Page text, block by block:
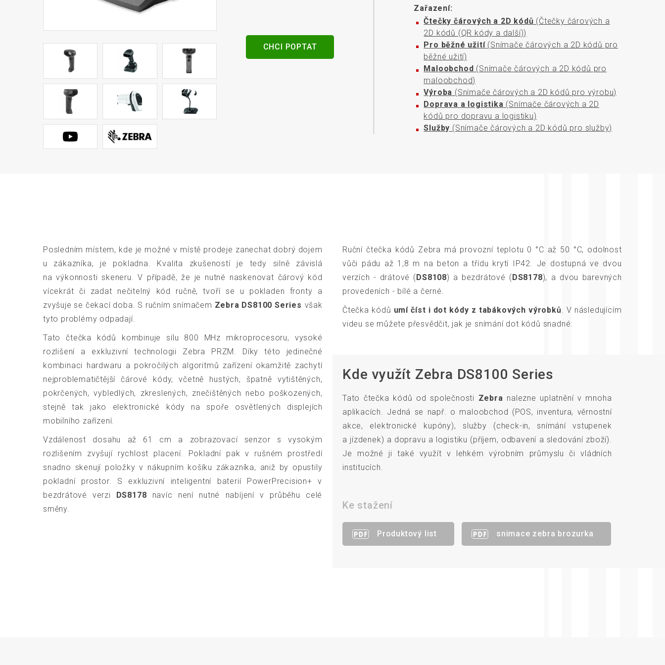
CHCI POPTAT
Zařazení:
Čtečky čárových a 2D kódů (Čtečky čárových a
2D kódů (QR kódy a další))
Pro běžné užití(Snímače čárových a 2D kódů pro
běžné užití)
Maloobchod (Snímače čárových a 2D kódů pro
maloobchod)
Výroba (Snímače čárových a 2D kódů pro výrobu)
Doprava a logistika (Snímače čárových a 2D
kódů pro dopravu a logistiku)
Služby (Snímače čárových a 2D kódů pro služby)
Posledním místem, kde je možné v místě prodeje zanechat dobrý dojem
u zákazníka, je pokladna. Kvalita zkušeností je tedy silně závislá
na výkonnosti skeneru. V případě, že je nutné naskenovat čárový kód
vícekrát či zadat nečitelný kód ručně, tvoří se u pokladen fronty a
zvyšuje se čekací doba. S ručním snímačem Zebra DS8100 Series však
tyto problémy odpadají.
Tato čtečka kódů kombinuje sílu 800 MHz mikroprocesoru, vysoké
rozlišení a exkluzivní technologii Zebra PRZM. Díky této jedinečné
kombinaci hardwaru a pokročilých algoritmů zařízení okamžitě zachytí
nejproblematičtější čárové kódy, včetně hustých, špatně vytištěných,
pokrčených, vybledlých, zkreslených, znečištěných nebo poškozených,
stejně tak jako elektronické kódy na spoře osvětlených displejích
mobilního zařízení.
Vzdálenost dosahu až 61 cm a zobrazovací senzor s vysokým
rozlišením zvyšují rychlost placení. Pokladní pak v rušném prostředí
snadno skenují položky v nákupním košíku zákazníka, aniž by opustily
pokladní prostor. S exkluzivní inteligentní baterií PowerPrecision+ v
bezdrátové verzi
DS8178 navíc není nutné nabíjení v průběhu celé
směny.
Ruční čtečka kódů Zebra má provozní teplotu 0 °C až 50 °C, odolnost
vůči pádu až 1,8 m na beton a třídu krytí IP42. Je dostupná ve dvou
verzích - drátové ( DS8108) a bezdrátové ( DS8178), a dvou barevných
provedeních - bílé a černé.
Čtečka kódů umí číst i dot kódy z tabákových výrobků. V následujícím
videu se můžete přesvědčit, jak je snímání dot kódů snadné:
Kde využít Zebra DS8100 Series
Tato čtečka kódů od společnosti Zebra nalezne uplatnění v mnoha
aplikacích. Jedná se např. o maloobchod (POS, inventura, věrnostní
akce, elektronické kupóny), služby (check-in, snímání vstupenek
a jízdenek) a dopravu a logistiku (příjem, odbavení a sledování zboží).
Je možné ji také využít v lehkém výrobním průmyslu či vládních
institucích.
Ke stažení
Produktový list snimace zebra brozurka